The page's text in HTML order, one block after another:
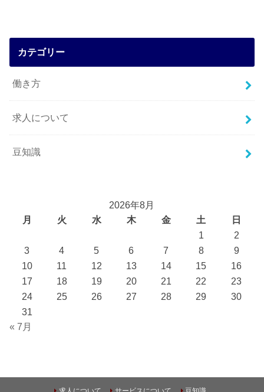
カテゴリー
働き方
求人について
豆知識
2026年8月
月
火 水 木 金 土
日
1
2
3
4 5 6 7 8
9
10
11 12 13 14 15
16
17
18 19 20 21 22
23
24
25 26 27 28 29
30
31
« 7月